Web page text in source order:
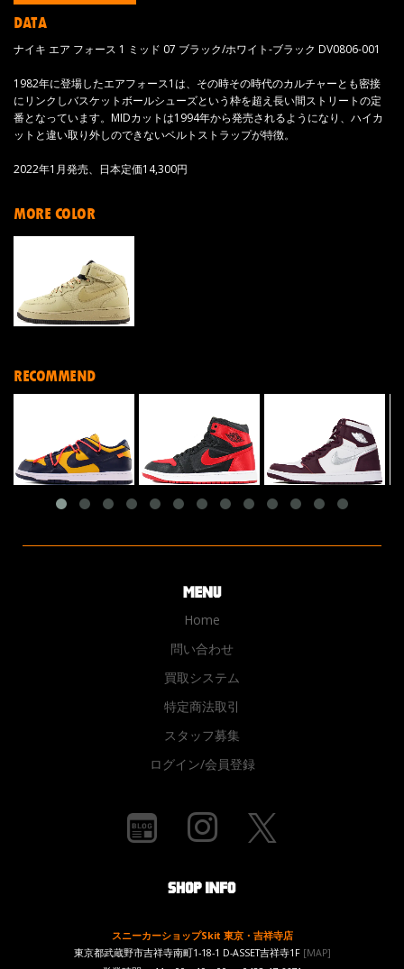
DATA
ナイキ エア フォース 1 ミッド 07 ブラック/ホワイト-ブラック DV0806-001
1982年に登場したエアフォース1は、その時その時代のカルチャーとも密接
にリンクしバスケットボールシューズという枠を超え長い間ストリートの定
番となっています。MIDカットは1994年から発売されるようになり、ハイカ
ットと違い取り外しのできないベルトストラップが特徴。
2022年1月発売、日本定価14,300円
MORE COLOR
RECOMMEND
Home
問い合わせ
買取システム
特定商法取引
スタッフ募集
ログイン/会員登録
スニーカーショップSkit 東京・吉祥寺店
東京都武蔵野市吉祥寺南町1-18-1 D-ASSET吉祥寺1F [MAP]